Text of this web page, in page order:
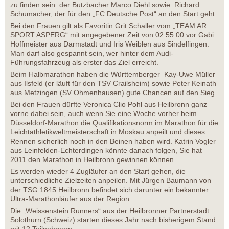
zu finden sein: der Butzbacher Marco Diehl sowie Richard
Schumacher, der für den „FC Deutsche Post“ an den Start geht.
Bei den Frauen gilt als Favoritin Grit Schaller vom „TEAM AR
SPORT ASPERG“ mit angegebener Zeit von 02:55:00 vor Gabi
Hoffmeister aus Darmstadt und Iris Weiblen aus Sindelfingen.
Man darf also gespannt sein, wer hinter dem Audi-
Führungsfahrzeug als erster das Ziel erreicht.
Beim Halbmarathon haben die Württemberger Kay-Uwe Müller
aus Ilsfeld (er läuft für den TSV Crailsheim) sowie Peter Keinath
aus Metzingen (SV Ohmenhausen) gute Chancen auf den Sieg.
Bei den Frauen dürfte Veronica Clio Pohl aus Heilbronn ganz
vorne dabei sein, auch wenn Sie eine Woche vorher beim
Düsseldorf-Marathon die Qualifikationsnorm im Marathon für die
Leichtathletikweltmeisterschaft in Moskau anpeilt und dieses
Rennen sicherlich noch in den Beinen haben wird. Katrin Vogler
aus Leinfelden-Echterdingen könnte danach folgen, Sie hat
2011 den Marathon in Heilbronn gewinnen können.
Es werden wieder 4 Zugläufer an den Start gehen, die
unterschiedliche Zielzeiten anpeilen. Mit Jürgen Baumann von
der TSG 1845 Heilbronn befindet sich darunter ein bekannter
Ultra-Marathonläufer aus der Region.
Die „Weissenstein Runners“ aus der Heilbronner Partnerstadt
Solothurn (Schweiz) starten dieses Jahr nach bisherigem Stand